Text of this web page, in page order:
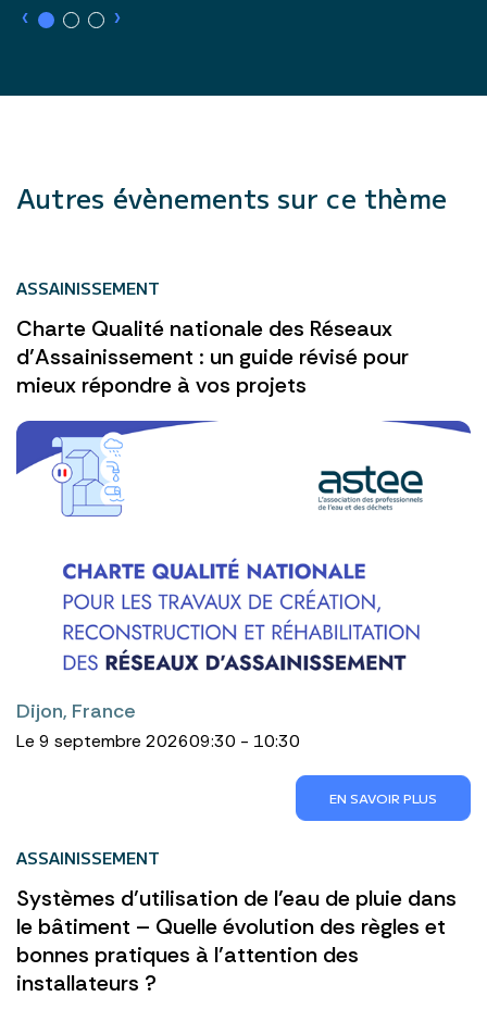
› ›
Autres évènements sur ce thème
ASSAINISSEMENT
Charte Qualité nationale des Réseaux
d’Assainissement : un guide révisé pour
mieux répondre à vos projets
Dijon, France
Le 9 septembre 202609:30 - 10:30
EN SAVOIR PLUS
ASSAINISSEMENT
Systèmes d’utilisation de l’eau de pluie dans
le bâtiment – Quelle évolution des règles et
bonnes pratiques à l’attention des
installateurs ?